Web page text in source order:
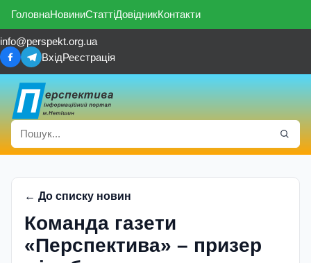
ГоловнаНовиниСтаттіДовідникКонтакти
info@perspekt.org.ua
ВхідРеєстрація
← До списку новин
Команда газети
«Перспектива» – призер